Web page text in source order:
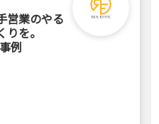
営業のやる
を。
例